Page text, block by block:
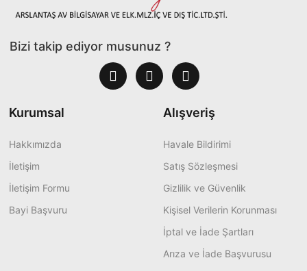
Bizi takip ediyor musunuz ?
Kurumsal
Hakkımızda
İletişim
İletişim Formu
Bayi Başvuru
Alışveriş
Havale Bildirimi
Satış Sözleşmesi
Gizlilik ve Güvenlik
Kişisel Verilerin Korunması
İptal ve İade Şartları
Arıza ve İade Başvurusu